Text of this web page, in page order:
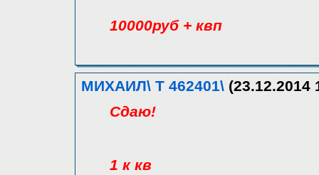
10000руб + квп
МИХАИЛ\ Т 462401\ (23.12.2014
Сдаю!
1 к кв